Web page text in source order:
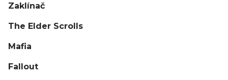
Zaklínač
The Elder Scrolls
Mafia
Fallout